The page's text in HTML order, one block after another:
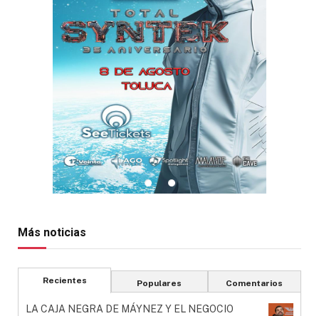
Más noticias
Recientes Populares Comentarios
LA CAJA NEGRA DE MÁYNEZ Y EL NEGOCIO